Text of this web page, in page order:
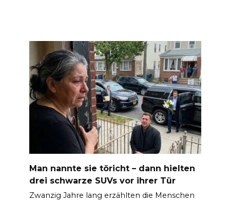
Man nannte sie töricht – dann hielten
drei schwarze SUVs vor ihrer Tür
Zwanzig Jahre lang erzählten die Menschen